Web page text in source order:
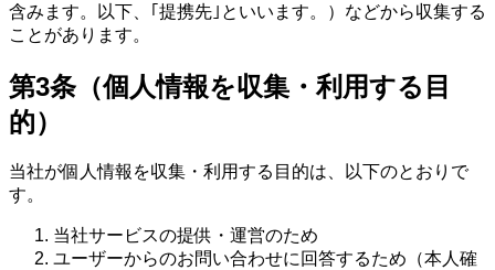
含みます。以下、｢提携先｣といいます。）などから収集する
ことがあります。
第3条（個人情報を収集・利用する目
的）
当社が個人情報を収集・利用する目的は、以下のとおりで
す。
当社サービスの提供・運営のため
ユーザーからのお問い合わせに回答するため（本人確